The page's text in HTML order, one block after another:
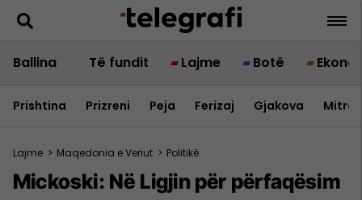
Ballina Të fundit Lajme Botë
Prishtina Prizreni Peja Ferizaj Gjakova
Lajme > Maqedonia e Veriut > Politikë
Mickoski: Në Ligjin për përfaqësim